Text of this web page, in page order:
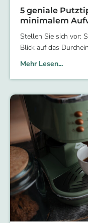
5 geniale
minimalem
Stellen Sie sich vor:
Blick auf das
Mehr Lesen...